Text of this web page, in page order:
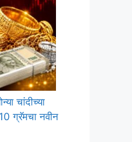
चांदीच्या
ग्रॅमचा नवीन